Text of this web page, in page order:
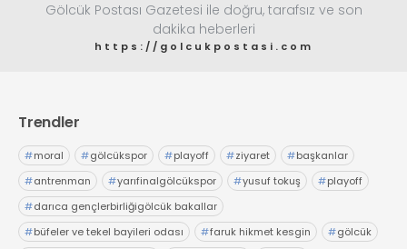
Gölcük Postası Gazetesi ile doğru, tarafsız ve son
dakika heberleri
https://golcukpostasi.com
Trendler
#moral #gölcükspor #playoff #ziyaret #başkanlar
#antrenman #yarıfinalgölcükspor #yusuf tokuş #playoff
#darıca gençlerbirliğigölcük bakallar
#büfeler ve tekel bayileri odası #faruk hikmet kesgin #gölcük